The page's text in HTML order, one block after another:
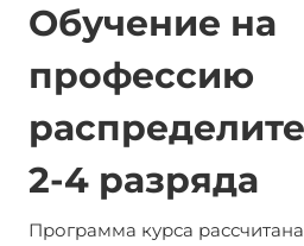
Обучение на
профессию
2-4 разряда
Программа курса